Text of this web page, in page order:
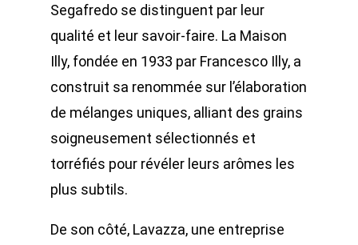
Segafredo se distinguent par leur
qualité et leur savoir-faire. La Maison
Illy, fondée en 1933 par Francesco Illy, a
construit sa renommée sur l’élaboration
de mélanges uniques, alliant des grains
soigneusement sélectionnés et
torréfiés pour révéler leurs arômes les
plus subtils.
De son côté, Lavazza, une entreprise